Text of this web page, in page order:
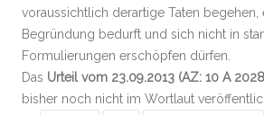
voraussichtlich derartige Taten begehen,
Begründung bedurft und sich nicht in
Formulierungen erschöpfen dürfen.
Das Urteil vom 23.09.2013 (AZ: 10 A
bisher noch nicht im Wortlaut